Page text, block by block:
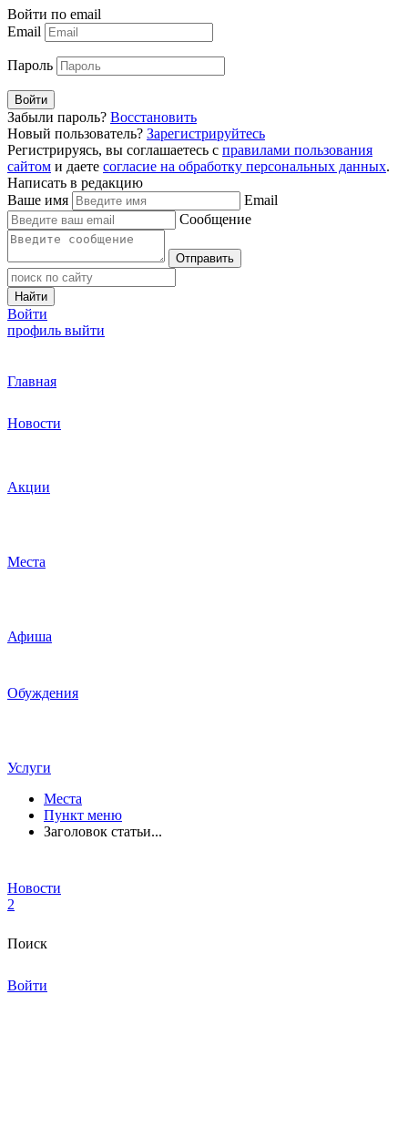
Войти по email
Email
Пароль
Войти
Забыли пароль? Восстановить
Новый пользователь? Зарегистрируйтесь
Регистрируясь, вы соглашаетесь с правилами пользования
сайтом и даете согласие на обработку персональных данных.
Написать в редакцию
Ваше имя
Email
Сообщение
Отправить
Найти
Войти
профиль выйти
Главная
Новости
Акции
Места
Афиша
Обуждения
Услуги
Места
Пункт меню
Заголовок статьи...
Новости
2
Поиск
Войти